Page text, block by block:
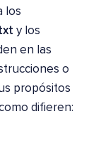
los
y los
en las
o
propósitos
difieren: